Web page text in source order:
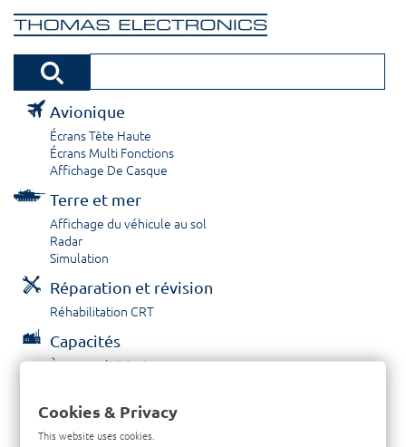
Avionique
Écrans Tête Haute
Écrans Multi Fonctions
Affichage De Casque
Terre et mer
Affichage du véhicule au sol
Radar
Simulation
Réparation et révision
Réhabilitation CRT
Capacités
À propos / Historique
Contactez nous
Cookies & Privacy
This website uses cookies.